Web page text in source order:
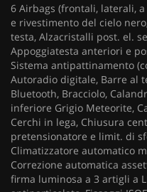
6 Airbags (frontali, laterali,
e rivestimento del cielo
testa, Alzacristalli post. el.
Appoggiatesta anteriori e
Sistema antipattinamento
Autoradio digitale, Barre al
Bluetooth, Bracciolo,
inferiore Grigio Meteorite,
Cerchi in lega, Chiusura
pretensionatore e limit. di
Climatizzatore automatico
Correzione automatica
firma luminosa a 3 artigli a